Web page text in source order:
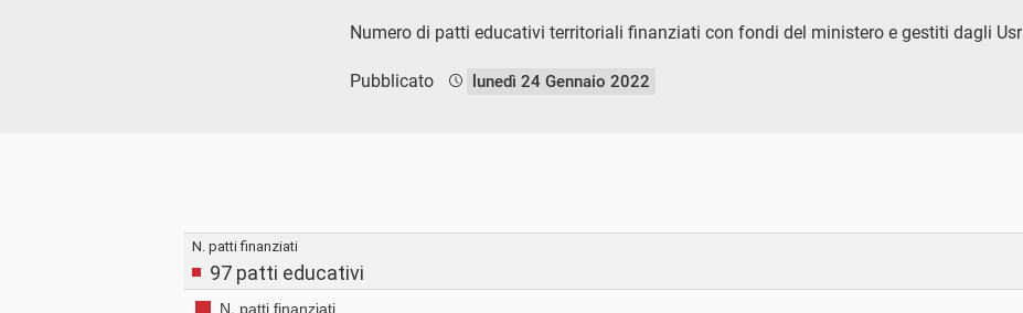
Numero di patti educativi territoriali finanziati con fondi del ministero e gestiti dagli Usr
Pubblicato lunedì 24 Gennaio 2022